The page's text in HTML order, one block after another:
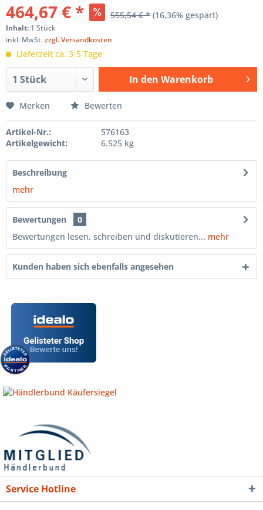
464,67 € * 555,54 € * (16,36% gespart)
Inhalt: 1 Stück
inkl. MwSt.zzgl. Versandkosten
Lieferzeit ca. 3-5 Tage
In den Warenkorb
Merken Bewerten
Artikel-Nr.:
576163
Artikelgewicht:
6.525 kg
Beschreibung
mehr
Bewertungen
0
Bewertungen lesen, schreiben und diskutieren... mehr
Kunden haben sich ebenfalls angesehen
Service Hotline